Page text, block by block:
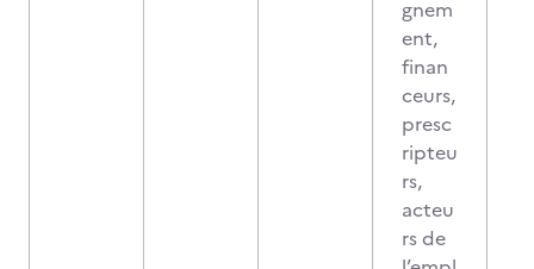
gnem
ent,
finan
ceurs,
presc
ripteu
rs,
acteu
rs de